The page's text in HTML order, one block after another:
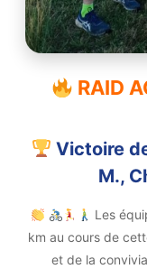
RAID
Victoire
M.,
Les
km au cours de
et de la